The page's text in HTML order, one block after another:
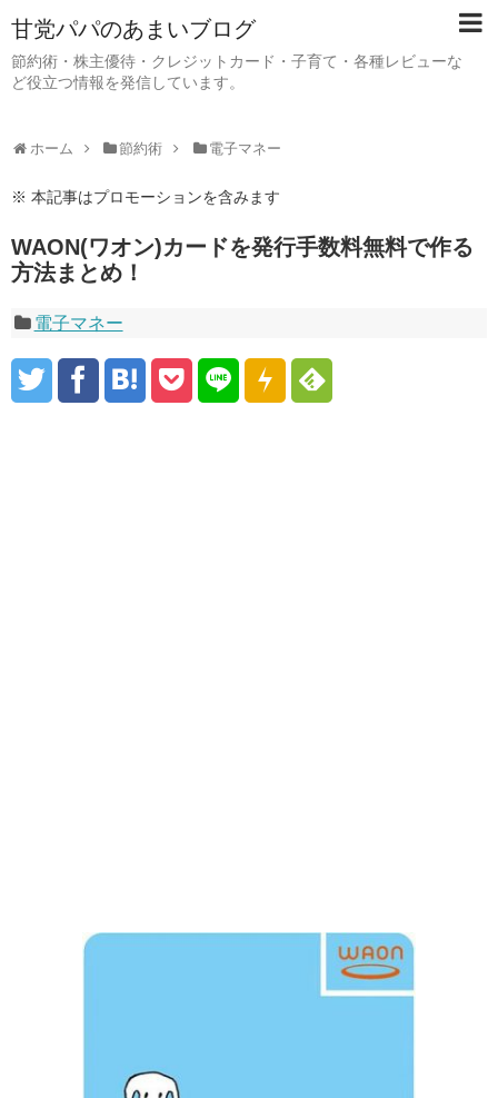
甘党パパのあまいブログ
節約術・株主優待・クレジットカード・子育て・各種レビューな
ど役立つ情報を発信しています。
ホーム 節約術 電子マネー
※ 本記事はプロモーションを含みます
WAON(ワオン)カードを発行手数料無料で作る
方法まとめ！
電子マネー